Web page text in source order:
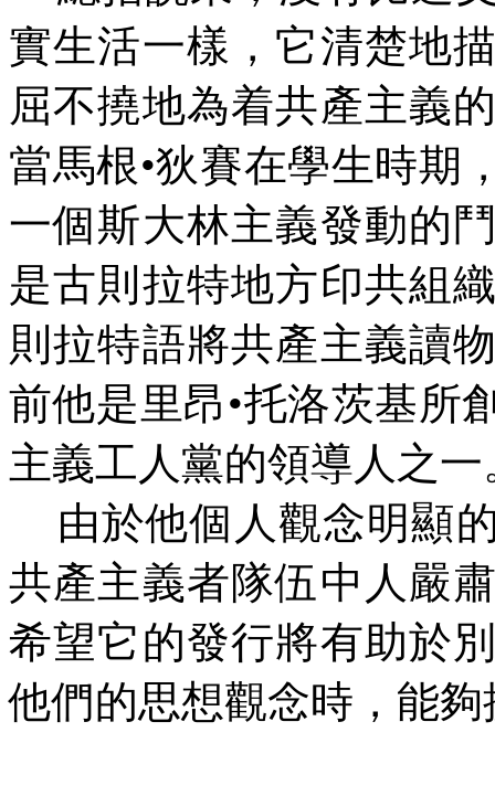
實生活一樣，它清楚地
屈不撓地為着共產主義
當馬根•狄賽在學生時期
一個斯大林主義發動的
是古則拉特地方印共組
則拉特語將共產主義讀
前他是里昂•托洛茨基所
主義工人黨的領導人之一
由於他個人觀念明顯
共產主義者隊伍中人嚴
希望它的發行將有助於
他們的思想觀念時，能